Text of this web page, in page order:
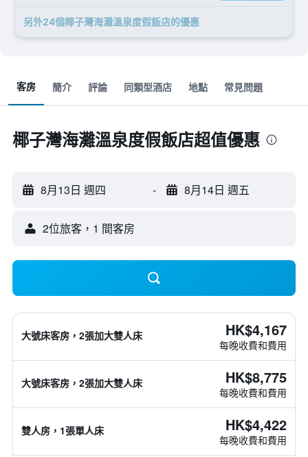
另外24個椰子灣海灘溫泉度假飯店​的優惠
客房 簡介 評論 同類型酒店 地點 常見問題
椰子灣海灘溫泉度假飯店超值優惠
8月13日 週四 - 8月14日 週五
2位旅客，1 間客房
大號床客房，2張加大雙人床 HK$4,167
每晚收費和費用
大號床客房，2張加大雙人床 HK$8,775
每晚收費和費用
雙人房，1張單人床 HK$4,422
每晚收費和費用